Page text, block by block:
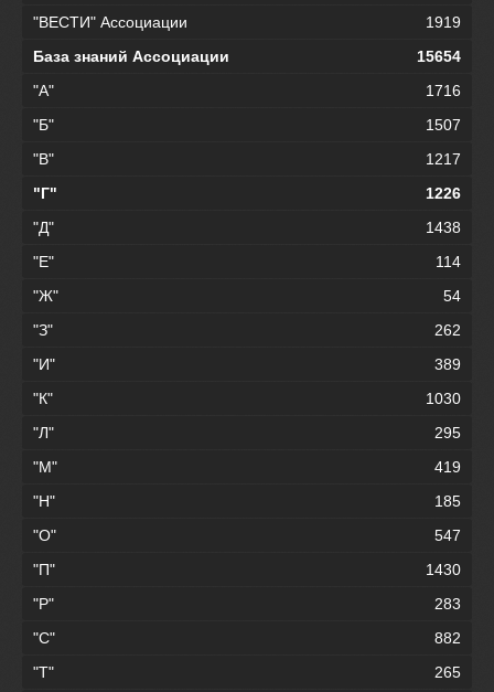
"ВЕСТИ" Ассоциации
1919
База знаний Ассоциации
15654
"А"
1716
"Б"
1507
"В"
1217
"Г"
1226
"Д"
1438
"Е"
114
"Ж"
54
"З"
262
"И"
389
"К"
1030
"Л"
295
"М"
419
"Н"
185
"О"
547
"П"
1430
"Р"
283
"С"
882
"Т"
265